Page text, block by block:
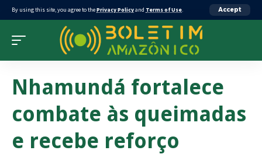
By using this site, you agree to thePrivacy Policyand Terms of Use. Accept
Nhamundá fortalece
combate às queimadas
e recebe reforço